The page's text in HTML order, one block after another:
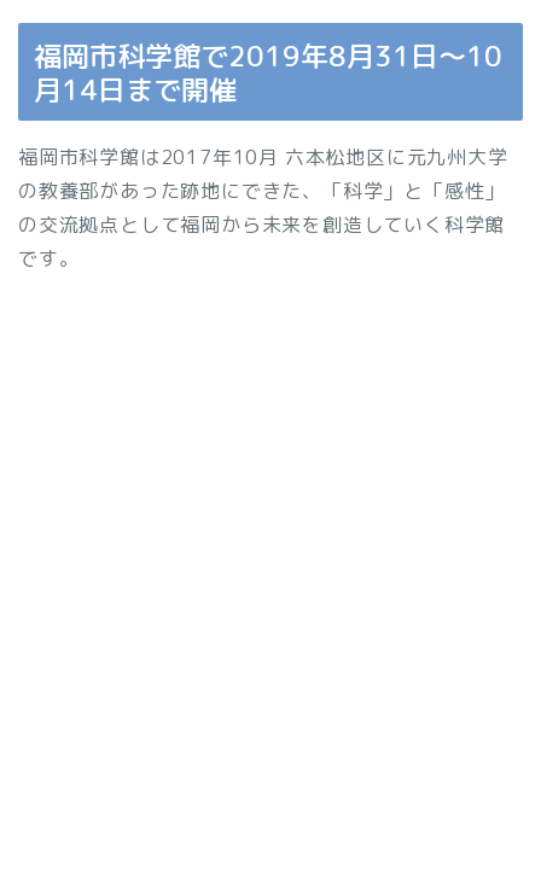
福岡市科学館で2019年8月31日〜10
月14日まで開催
福岡市科学館は2017年10月 六本松地区に元九州大学
の教養部があった跡地にできた、「科学」と「感性」
の交流拠点として福岡から未来を創造していく科学館
です。